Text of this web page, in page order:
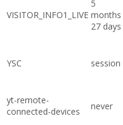
VISITOR_INFO1_LIVE
5
months
27 days
YSC session
yt-remote-
connected-devices
never